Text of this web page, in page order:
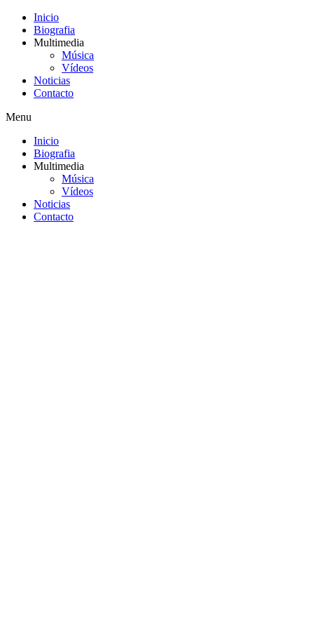
Inicio
Biografia
Multimedia
Música
Vídeos
Noticias
Contacto
Menu
Inicio
Biografia
Multimedia
Música
Vídeos
Noticias
Contacto